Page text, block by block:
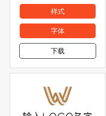
样式
字体
下载